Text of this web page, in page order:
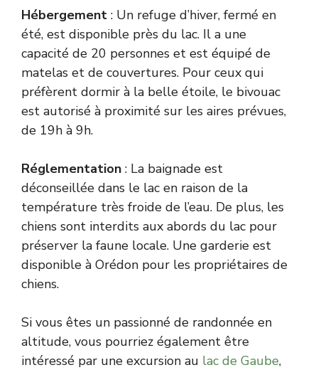
Hébergement : Un refuge d’hiver, fermé en
été, est disponible près du lac. Il a une
capacité de 20 personnes et est équipé de
matelas et de couvertures. Pour ceux qui
préfèrent dormir à la belle étoile, le bivouac
est autorisé à proximité sur les aires prévues,
de 19h à 9h.
Réglementation : La baignade est
déconseillée dans le lac en raison de la
température très froide de l’eau. De plus, les
chiens sont interdits aux abords du lac pour
préserver la faune locale. Une garderie est
disponible à Orédon pour les propriétaires de
chiens.
Si vous êtes un passionné de randonnée en
altitude, vous pourriez également être
intéressé par une excursion au lac de Gaube,